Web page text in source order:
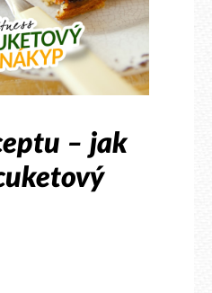
– jak